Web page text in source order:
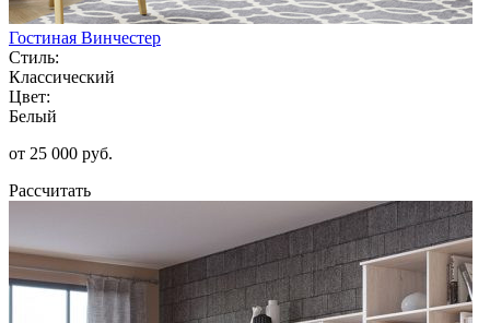
Гостиная Винчестер
Стиль:
Классический
Цвет:
Белый
от 25 000 руб.
Рассчитать